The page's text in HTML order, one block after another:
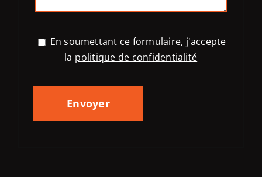
En soumettant ce formulaire, j'accepte
la politique de confidentialité